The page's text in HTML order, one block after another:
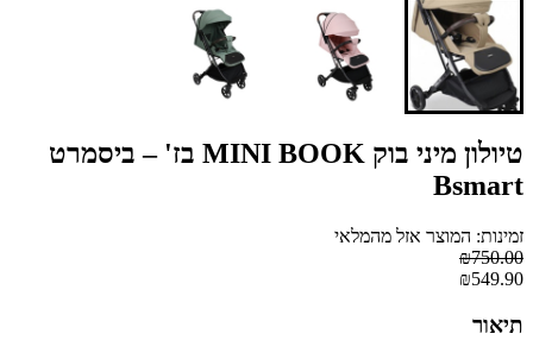
טיולון מיני בוק MINI BOOK בז' – ביסמרט
Bsmart
זמינות: המוצר אזל מהמלאי
₪750.00
₪549.90
תיאור